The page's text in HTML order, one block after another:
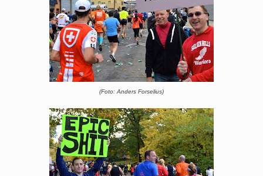
(Foto: Anders Forselius)